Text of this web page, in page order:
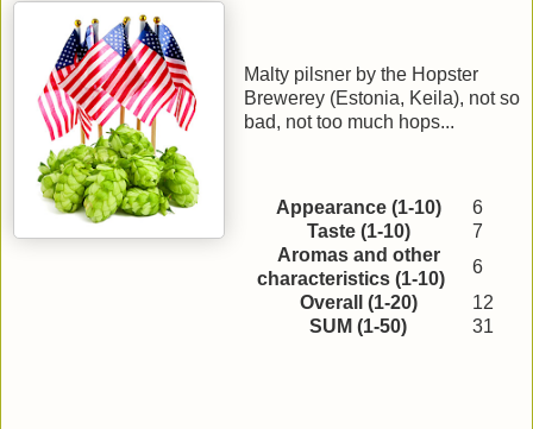
Malty pilsner by the Hopster
Brewerey (Estonia, Keila), not so
bad, not too much hops...
Appearance (1-10)
6
Taste (1-10)
7
Aromas and other
characteristics (1-10)
6
Overall (1-20)
12
SUM (1-50)
31